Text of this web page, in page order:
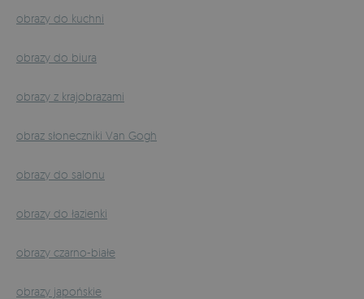
obrazy do kuchni
obrazy do biura
obrazy z krajobrazami
obraz słoneczniki Van Gogh
obrazy do salonu
obrazy do łazienki
obrazy czarno-białe
obrazy japońskie